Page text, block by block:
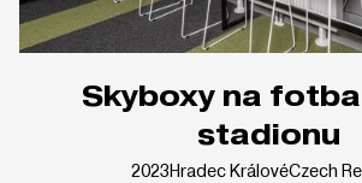
Skyboxy na
stadionu
2023Hradec KrálovéCzech